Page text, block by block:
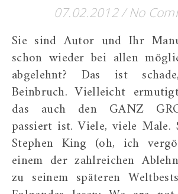
07.02.2012/ No
Sie sind Autor und Ihr Manuskript wurde
schon wieder bei allen
abgelehnt? Das ist
Beinbruch. Vielleicht
das auch den GANZ
passiert ist. Viele, viele Male.
Stephen King (oh, ich
einem der zahlreichen
zu seinem späteren